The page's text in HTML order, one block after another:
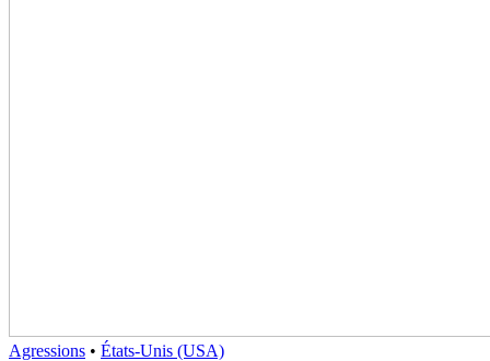
Agressions • États-Unis (USA)